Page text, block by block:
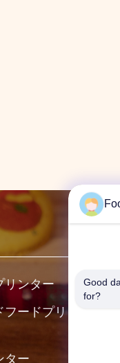
リンター
ードプリンタ
ター
Good
for?